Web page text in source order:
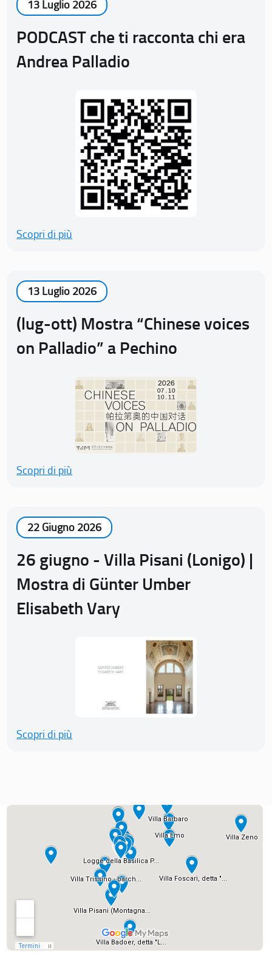
13 Luglio 2026
PODCAST che ti racconta chi era
Andrea Palladio
Scopri di più
13 Luglio 2026
(lug-ott) Mostra “Chinese voices
on Palladio” a Pechino
Scopri di più
22 Giugno 2026
26 giugno - Villa Pisani (Lonigo) |
Mostra di Günter Umber
Elisabeth Vary
Scopri di più